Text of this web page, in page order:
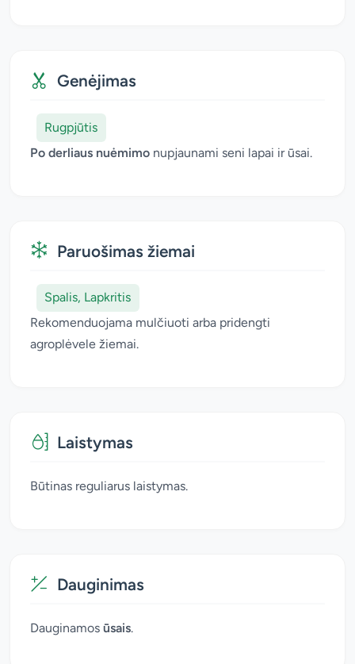
Genėjimas
Rugpjūtis
Po derliaus nuėmimo nupjaunami seni lapai ir ūsai.
Paruošimas žiemai
Spalis, Lapkritis
Rekomenduojama mulčiuoti arba pridengti
agroplėvele žiemai.
Laistymas
Būtinas reguliarus laistymas.
Dauginimas
Dauginamos ūsais.